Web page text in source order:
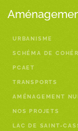
URBANISME
SCHÉMA DE
PCAET
TRANSPORTS
AMÉNAGEMENT
NOS PROJETS
LAC DE SAINT-